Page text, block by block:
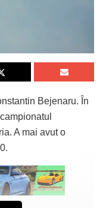
Bejenaru. În
A mai avut o